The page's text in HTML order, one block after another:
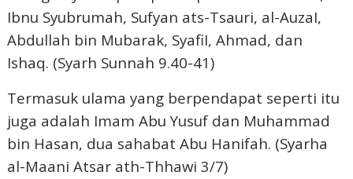
Ibnu Syubrumah, Sufyan ats-Tsauri, al-AuzaI,
Abdullah bin Mubarak, SyafiI, Ahmad, dan
Ishaq. (Syarh Sunnah 9.40-41)
Termasuk ulama yang berpendapat seperti itu
juga adalah Imam Abu Yusuf dan Muhammad
bin Hasan, dua sahabat Abu Hanifah. (Syarha
al-Maani Atsar ath-Thhawi 3/7)